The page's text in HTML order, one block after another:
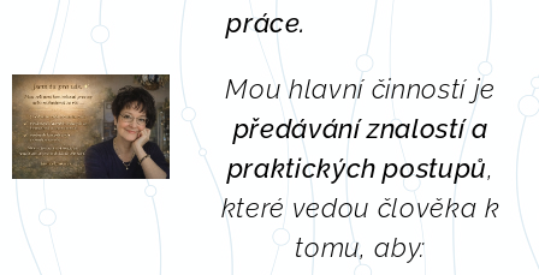
práce.
Mou hlavní činností je
předávání znalostí a
praktických postupů,
které vedou člověka k
tomu, aby: